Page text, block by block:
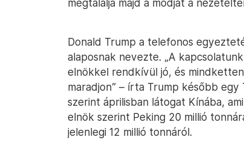
megtalálja majd a módját a
Donald Trump a telefonos
alaposnak nevezte. „A
elnökkel rendkívül jó, és
maradjon” – írta Trump később
szerint áprilisban látogat Kínába,
elnök szerint Peking 20 millió
jelenlegi 12 millió tonnáról.